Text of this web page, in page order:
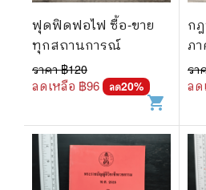
ฟุดฟิดฟอไฟ ซื้อ-ขาย
ทุกสถานการณ์
ราคา ฿120
ลดเหลือ ฿96 ลด20%
shopping_cart
ก
ภ
3
รา
ลด